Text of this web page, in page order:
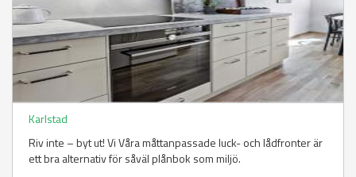
Karlstad
Riv inte – byt ut! Vi Våra måttanpassade luck- och lådfronter är
ett bra alternativ för såväl plånbok som miljö.